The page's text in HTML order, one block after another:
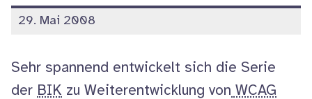
veröffentlicht
29. Mai 2008
Sehr spannend entwickelt sich die Serie
der BIK zu Weiterentwicklung von WCAG